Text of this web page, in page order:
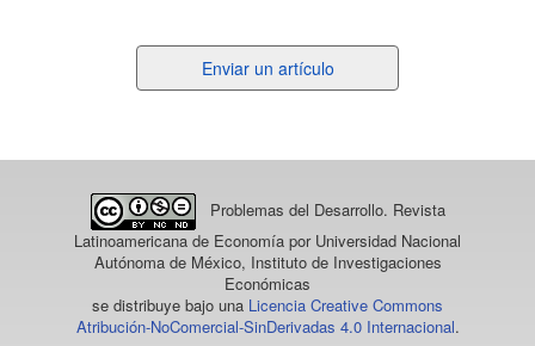
un
Enviar un artículo
Problemas del Desarrollo. Revista
Latinoamericana de Economía por Universidad Nacional
Autónoma de México, Instituto de Investigaciones
Económicas
se distribuye bajo una Licencia Creative Commons
Atribución-NoComercial-SinDerivadas 4.0 Internacional.